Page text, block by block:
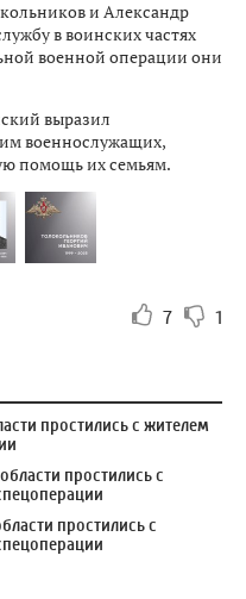
и Александр
в воинских частях
военной операции они
выразил
военнослужащих,
помощь их семьям.
7 1
простились с жителем
простились с
простились с